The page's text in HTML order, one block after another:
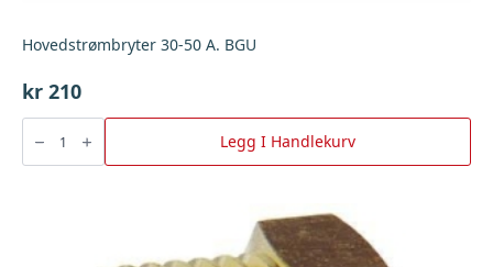
Hovedstrømbryter 30-50 A. BGU
kr 210
Hovedstrømbryter
50
A.
Legg I Handlekurv